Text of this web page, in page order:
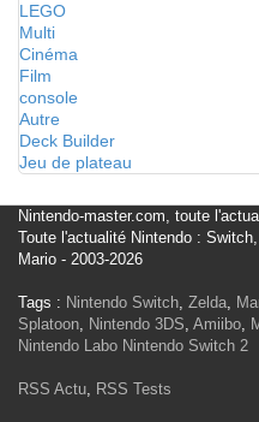
LEGO
Multi
Cinéma
Film
console
Autre
Deck Builder
Jeu de plateau
Nintendo-master.com, toute
Toute l'actualité Nintendo :
Mario - 2003-2026
Tags : Nintendo Switch, Zelda,
Splatoon, Nintendo 3DS, Amiibo,
Nintendo Labo Nintendo Switch 2
RSS Actu, RSS Tests